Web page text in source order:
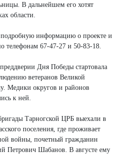
В дальнейшем его хотят
области.
подробную информацию о проекте и
телефонам 67-47-27 и 50-83-18.
Дня Победы стартовала
ветеранов Великой
Медики округов и районов
к ней.
Тарногской ЦРБ выехали в
поселения, где проживает
войны, почетный гражданин
Петрович Шабанов. В августе ему